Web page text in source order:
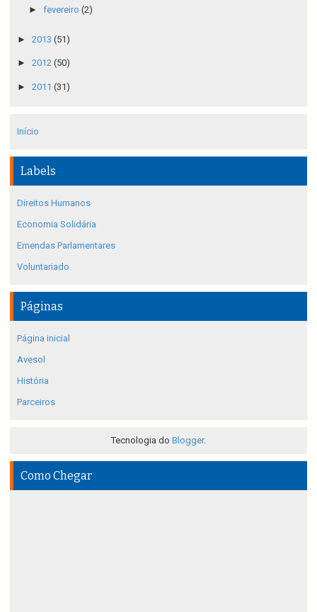
► fevereiro (2)
► 2013 (51)
► 2012 (50)
► 2011 (31)
Início
Labels
Direitos Humanos
Economia Solidária
Emendas Parlamentares
Voluntariado
Páginas
Página inicial
Avesol
História
Parceiros
Tecnologia do Blogger.
Como Chegar